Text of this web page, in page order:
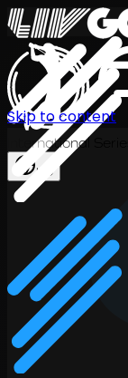
International
KO
Skip to content